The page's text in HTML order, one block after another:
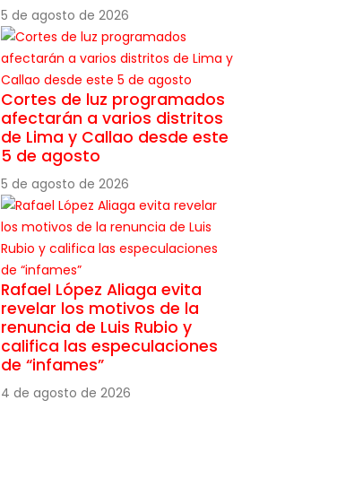
5 de agosto de 2026
Cortes de luz programados
afectarán a varios distritos
de Lima y Callao desde este
5 de agosto
5 de agosto de 2026
Rafael López Aliaga evita
revelar los motivos de la
renuncia de Luis Rubio y
califica las especulaciones
de “infames”
4 de agosto de 2026